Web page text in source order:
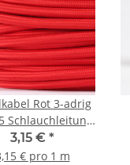
Rot 3-adrig
Schlauchleitung
0,75 H03VV-F
3,15 € *
€ pro 1 m